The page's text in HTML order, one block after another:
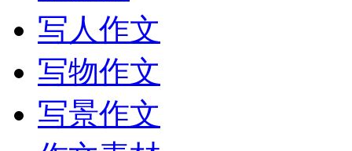
写人作文
写物作文
写景作文